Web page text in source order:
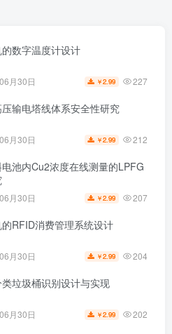
数字温度计设计
月30日 ￥2.99 227
输电塔线体系安全性研究
月30日 ￥2.99 212
池内Cu2浓度在线测量的LPFG
月30日 ￥2.99 207
RFID消费管理系统设计
月30日 ￥2.99 204
垃圾桶识别设计与实现
月30日 ￥2.99 202